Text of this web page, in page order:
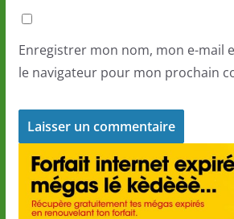
Enregistrer mon nom, mon e-mail
le navigateur pour mon prochain